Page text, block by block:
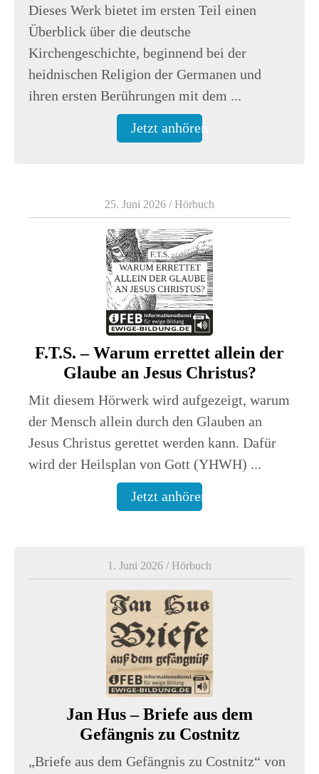
Dieses Werk bietet im ersten Teil einen
Überblick über die deutsche
Kirchengeschichte, beginnend bei der
heidnischen Religion der Germanen und
ihren ersten Berührungen mit dem ...
Jetzt anhören
F.T.S. – Warum errettet allein der
Glaube an Jesus Christus?
Mit diesem Hörwerk wird aufgezeigt, warum
der Mensch allein durch den Glauben an
Jesus Christus gerettet werden kann. Dafür
wird der Heilsplan von Gott (YHWH) ...
Jetzt anhören
25. Juni 2026 /Hörbuch
Jan Hus – Briefe aus dem
Gefängnis zu Costnitz
„Briefe aus dem Gefängnis zu Costnitz“ von
1. Juni 2026 / Hörbuch